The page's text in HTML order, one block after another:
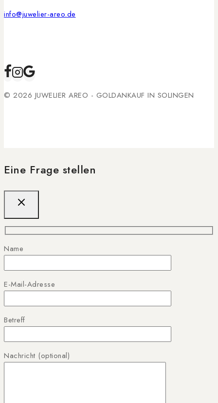
info@juwelier-areo.de
© 2026 JUWELIER AREO - GOLDANKAUF IN SOLINGEN
Eine Frage stellen
Name
E-Mail-Adresse
Betreff
Nachricht (optional)